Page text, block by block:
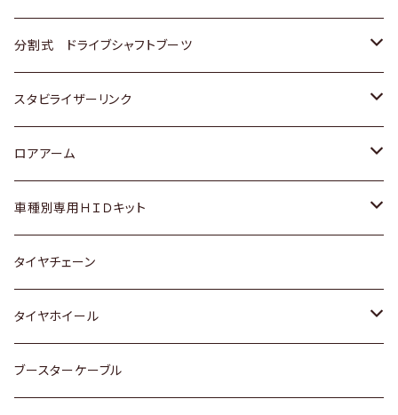
三菱
スバル
スバル
日産
いすゞ
ダイハツ
マツダ
三菱
スバル
レクサス
ホンダ
スズキ
日産
ダイハツ
マツダ
三菱
スバル
トヨタ
ホンダ
スズキ
日産
いすゞ
ダイハツ
マツダ
分割式 ドライブシャフトブーツ
トヨタ
ホンダ
スズキ
日産
ダイハツ
スバル
スタビライザーリンク
トヨタ
ホンダ
スズキ
日産
ダイハツ
ロアアーム
ホンダ
スズキ
日産
ダイハツ
車種別専用ＨＩＤキット
トヨタ
マツダ
タイヤチェーン
タイヤホイール
トヨタ
ブースターケーブル